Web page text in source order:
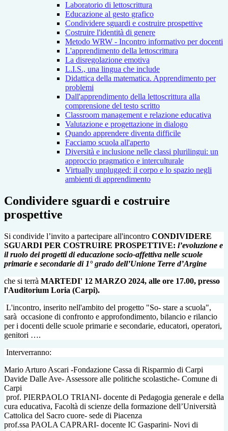
Laboratorio di lettoscrittura
Educazione al gesto grafico
Condividere sguardi e costruire prospettive
Costruire l'identità di genere
Metodo WRW - Incontro informativo per docenti
L'apprendimento della lettoscrittura
La disregolazione emotiva
L.I.S., una lingua che include
Didattica della matematica. Apprendimento per
problemi
Dall'apprendimento della lettoscrittura alla
comprensione del testo scritto
Classroom management e relazione educativa
Valutazione e progettazione in dialogo
Quando apprendere diventa difficile
Facciamo scuola all'aperto
Diversità e inclusione nelle classi plurilingui: un
approccio pragmatico e interculturale
Virtually unplugged: il corpo e lo spazio negli
ambienti di apprendimento
Condividere sguardi e costruire
prospettive
Si condivide l’invito a partecipare all'incontro CONDIVIDERE
SGUARDI PER COSTRUIRE PROSPETTIVE: l’evoluzione e
il ruolo dei progetti di educazione socio-affettiva nelle scuole
primarie e secondarie di 1° grado dell’Unione Terre d’Argine
che si terrà MARTEDI' 12 MARZO 2024, alle ore 17.00, presso
l'Auditorium Loria (Carpi).
L'incontro, inserito nell'ambito del progetto "So- stare a scuola",
sarà occasione di confronto e approfondimento, bilancio e rilancio
per i docenti delle scuole primarie e secondarie, educatori, operatori,
genitori ….
Interverranno:
Mario Arturo Ascari -Fondazione Cassa di Risparmio di Carpi
Davide Dalle Ave- Assessore alle politiche scolastiche- Comune di
Carpi
prof. PIERPAOLO TRIANI- docente di Pedagogia generale e della
cura educativa, Facoltà di scienze della formazione dell’Università
Cattolica del Sacro cuore- sede di Piacenza
prof.ssa PAOLA CAPRARI- docente IC Gasparini- Novi di